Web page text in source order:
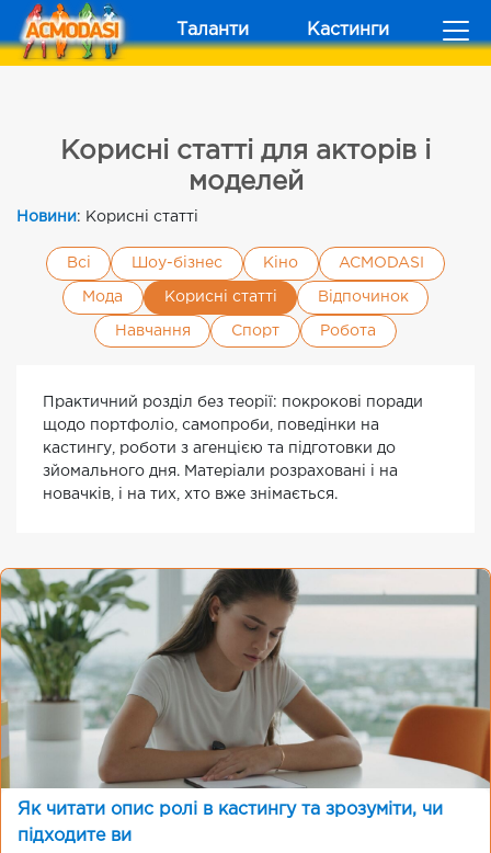
Таланти Кастинги
Корисні статті для акторів і
моделей
Новини: Корисні статті
Всі Шоу-бізнес Кіно ACMODASI
Мода Корисні статті Відпочинок
Навчання Спорт Робота
Практичний розділ без теорії: покрокові поради
щодо портфоліо, самопроби, поведінки на
кастингу, роботи з агенцією та підготовки до
зйомального дня. Матеріали розраховані і на
новачків, і на тих, хто вже знімається.
Як читати опис ролі в кастингу та зрозуміти, чи
підходите ви